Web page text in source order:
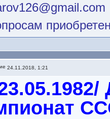
24.11.2018, 1:21